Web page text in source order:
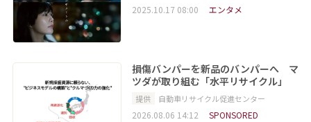
2025.10.17 08:00 エンタメ
損傷バンパーを新品のバンパーへ マ
ツダが取り組む「水平リサイクル」
提供 自動車リサイクル促進センター
2026.08.06 14:12 SPONSORED